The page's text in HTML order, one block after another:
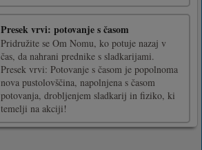
Presek vrvi: potovanje s časom
Pridružite se Om Nomu, ko potuje nazaj v
čas, da nahrani prednike s sladkarijami.
Presek vrvi: Potovanje s časom je popolnoma
nova pustolovščina, napolnjena s časom
potovanja, drobljenjem sladkarij in fiziko, ki
temelji na akciji!